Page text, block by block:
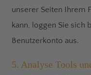
unserer Seiten Ihrem
kann, loggen Sie sich
Benutzerkonto aus.
5. Analyse Tools